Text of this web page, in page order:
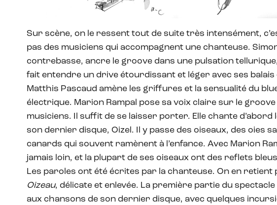
Sur scène, on le ressent tout de suite très intensément,
pas des musiciens qui accompagnent une chanteuse.
contrebasse, ancre le groove dans une pulsation
fait entendre un drive étourdissant et léger avec ses balais
Matthis Pascaud amène les griffures et la sensualité du
électrique. Marion Rampal pose sa voix claire sur le
musiciens. Il suffit de se laisser porter. Elle chante d’abord
son dernier disque, Oizel. Il y passe des oiseaux, des oies
canards qui souvent ramènent à l’enfance. Avec Marion
jamais loin, et la plupart de ses oiseaux ont des reflets
Les paroles ont été écrites par la chanteuse. On en retient
Oizeau, délicate et enlevée. La première partie du
aux chansons de son dernier disque, avec quelques